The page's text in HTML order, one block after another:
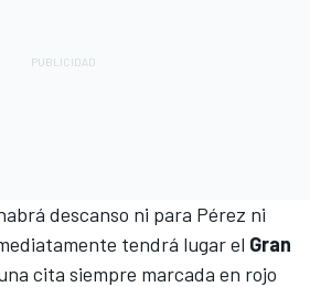
descanso ni para Pérez ni
tendrá lugar el Gran
cita siempre marcada en rojo